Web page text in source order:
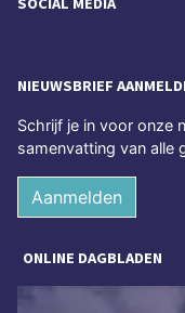
NIEUWSBRIEF
Schrijf je in voor onze
samenvatting van alle
Aanmelden
ONLINE DAGBLADEN